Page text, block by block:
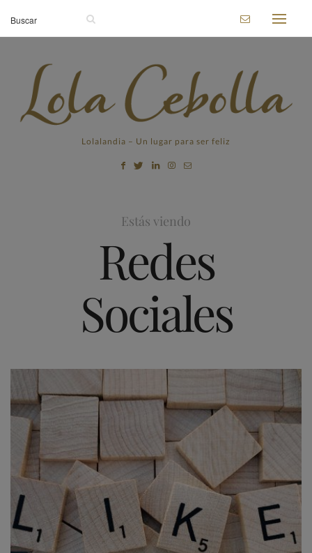
Lolalandia – Un lugar para ser feliz
Estás viendo
Redes
Sociales